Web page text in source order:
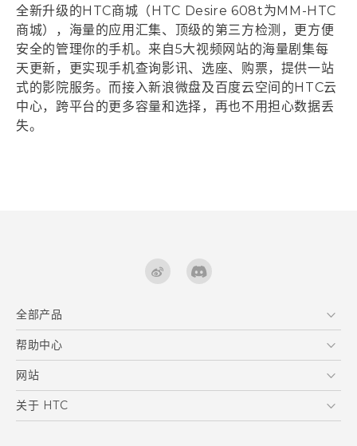
全新升级的HTC商城（HTC Desire 608t为MM-HTC
商城），海量的应用汇集、顶级的第三方检测，更方便
安全的管理你的手机。来自5大视频网站的海量剧集每
天更新，更实现手机查询影讯、选座、购票，提供一站
式的影院服务。而接入新浪微盘及百度云空间的HTC云
中心，跨平台的更多容量和选择，再也不用担心数据丢
失。
全部产品
区块链智能手机
VIVE
帮助中心
在线客服
支援与服务
产品保固说明
网站
HTC Dev
关于 HTC